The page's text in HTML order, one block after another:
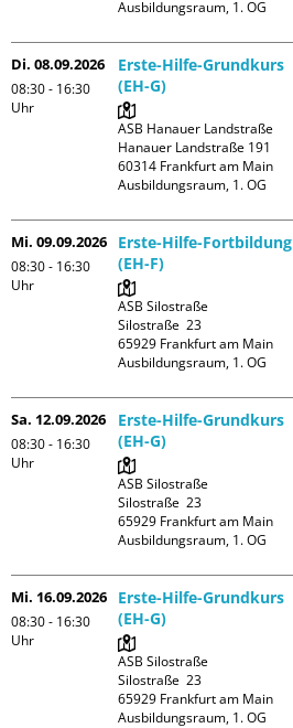
Ausbildungsraum, 1. OG
Di. 08.09.2026
08:30 - 16:30
Uhr
Erste-Hilfe-Grundkurs
(EH-G)
ASB Hanauer Landstraße
Hanauer Landstraße 191
60314 Frankfurt am Main
Ausbildungsraum, 1. OG
Mi. 09.09.2026
08:30 - 16:30
Uhr
Erste-Hilfe-Fortbildung
(EH-F)
ASB Silostraße
Silostraße  23
65929 Frankfurt am Main
Ausbildungsraum, 1. OG
Sa. 12.09.2026
08:30 - 16:30
Uhr
Erste-Hilfe-Grundkurs
(EH-G)
ASB Silostraße
Silostraße  23
65929 Frankfurt am Main
Ausbildungsraum, 1. OG
Mi. 16.09.2026
08:30 - 16:30
Uhr
Erste-Hilfe-Grundkurs
(EH-G)
ASB Silostraße
Silostraße  23
65929 Frankfurt am Main
Ausbildungsraum, 1. OG